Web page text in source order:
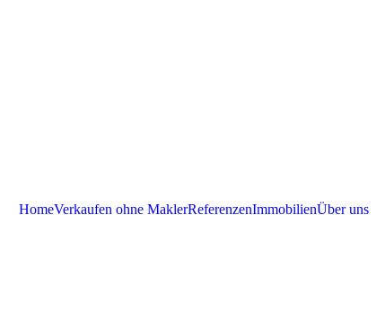
HomeVerkaufen ohne MaklerReferenzenImmobilienÜber uns